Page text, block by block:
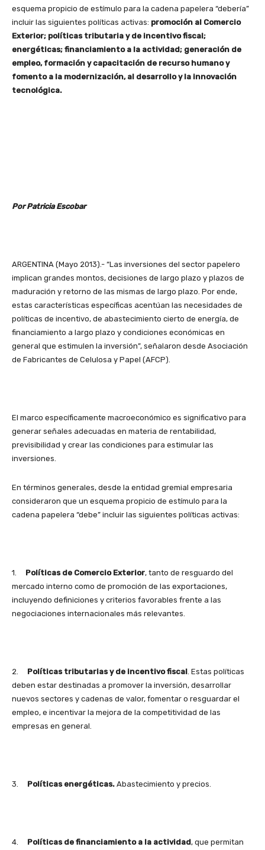
esquema propicio de estímulo para la cadena papelera “debería”
incluir las siguientes políticas activas: promoción al Comercio
Exterior; políticas tributaria y de incentivo fiscal;
energéticas; financiamiento a la actividad; generación de
empleo, formación y capacitación de recurso humano y
fomento a la modernización, al desarrollo y la innovación
tecnológica.
Por Patricia Escobar
ARGENTINA (Mayo 2013).- “Las inversiones del sector papelero
implican grandes montos, decisiones de largo plazo y plazos de
maduración y retorno de las mismas de largo plazo. Por ende,
estas características específicas acentúan las necesidades de
políticas de incentivo, de abastecimiento cierto de energía, de
financiamiento a largo plazo y condiciones económicas en
general que estimulen la inversión”, señalaron desde Asociación
de Fabricantes de Celulosa y Papel (AFCP).
El marco específicamente macroeconómico es significativo para
generar señales adecuadas en materia de rentabilidad,
previsibilidad y crear las condiciones para estimular las
inversiones.
En términos generales, desde la entidad gremial empresaria
consideraron que un esquema propicio de estímulo para la
cadena papelera “debe” incluir las siguientes políticas activas:
1. Políticas de Comercio Exterior, tanto de resguardo del
mercado interno como de promoción de las exportaciones,
incluyendo definiciones y criterios favorables frente a las
negociaciones internacionales más relevantes.
2. Políticas tributarias y de incentivo fiscal . Estas políticas
deben estar destinadas a promover la inversión, desarrollar
nuevos sectores y cadenas de valor, fomentar o resguardar el
empleo, e incentivar la mejora de la competitividad de las
empresas en general.
3. Políticas energéticas. Abastecimiento y precios.
4. Políticas de financiamiento a la actividad, que permitan